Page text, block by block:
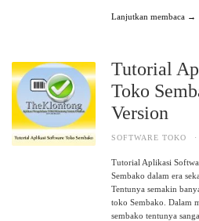
Lanjutkan membaca →
Tutorial
Toko
Version
SOFTWARE TOKO ·
Tutorial Aplikasi
Sembako dalam era
Tentunya semakin
toko Sembako. Dalam
sembako tentunya